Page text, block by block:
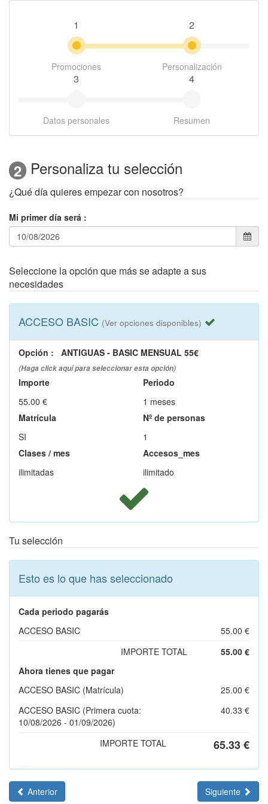
1
Promociones
2
Personalización
3
Datos personales
4
Resumen
2 Personaliza tu selección
¿Qué día quieres empezar con nosotros?
Mi primer día será :
Seleccione la opción que más se adapte a sus
necesidades
ACCESO BASIC (Ver opciones disponibles)
Opción : ANTIGUAS - BASIC MENSUAL 55€
(Haga click aquí para seleccionar esta opción)
Importe
55.00 €
Periodo
1 meses
Matrícula
SI
Nº de personas
1
Clases / mes
ilimitadas
Accesos_mes
ilimitado
Tu selección
Esto es lo que has seleccionado
Cada periodo pagarás
ACCESO BASIC
55.00 €
IMPORTE TOTAL
55.00 €
Ahora tienes que pagar
ACCESO BASIC (Matrícula)
25.00 €
ACCESO BASIC (Primera cuota:
10/08/2026 - 01/09/2026)
40.33 €
IMPORTE TOTAL 65.33 €
Anterior Siguiente